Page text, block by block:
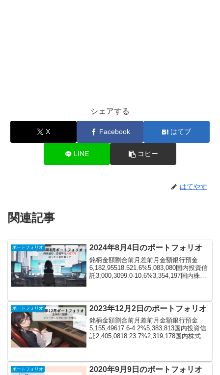
シェアする
X Facebook はてブ
LINE コピー
はてやす
関連記事
ポートフォリオ 2024年8月4日のポートフォリオ
銘柄金額割合前月差前月金額銀行預金
6,182,95518.521.6%5,083,080国内投資信
託3,000,3099.0-10.6%3,354,197国内株式
ポートフォリオ 2023年12月2日のポートフォリオ
銘柄金額割合前月差前月金額銀行預金
5,155,49617.6-4.2%5,383,813国内投資信
託2,405,0818.23.7%2,319,178国内株式
ポートフォリオ 2020年9月9日のポートフォリオ